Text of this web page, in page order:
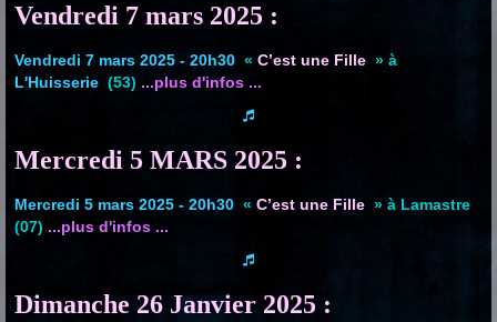
Vendredi 7 mars 2025 :
Vendredi 7 mars 2025 - 20h30 « C’est une Fille » à
L'Huisserie (53) ...plus d'infos ...
Mercredi 5 MARS 2025 :
Mercredi 5 mars 2025 - 20h30 « C’est une Fille » à Lamastre
(07) ...plus d'infos ...
Dimanche 26 Janvier 2025 :